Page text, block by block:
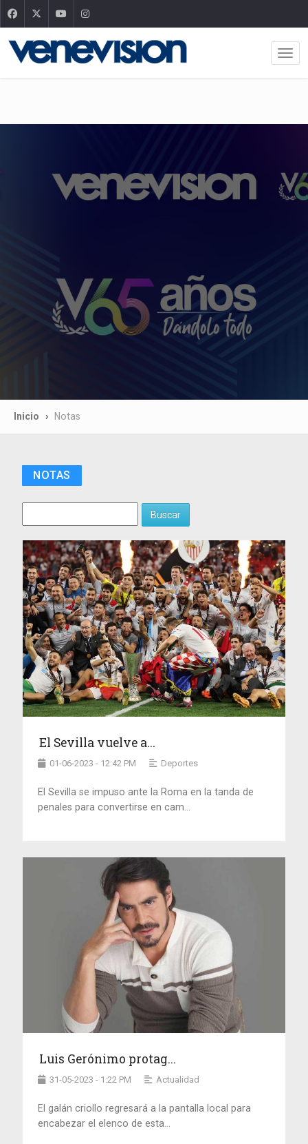
Inicio Notas
NOTAS
Buscar
El Sevilla vuelve a...
01-06-2023 - 12:42 PM Deportes
El Sevilla se impuso ante la Roma en la tanda de
penales para convertirse en cam...
Luis Gerónimo protag...
31-05-2023 - 1:22 PM Actualidad
El galán criollo regresará a la pantalla local para
encabezar el elenco de esta...